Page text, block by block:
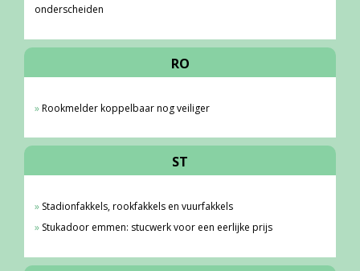
onderscheiden
RO
Rookmelder koppelbaar nog veiliger
ST
Stadionfakkels, rookfakkels en vuurfakkels
Stukadoor emmen: stucwerk voor een eerlijke prijs